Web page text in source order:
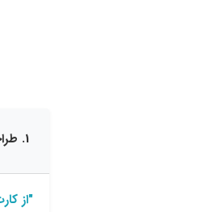
1. طراحی ست اداری در کارتوس شامل چه مواردی می‌شود؟
"از